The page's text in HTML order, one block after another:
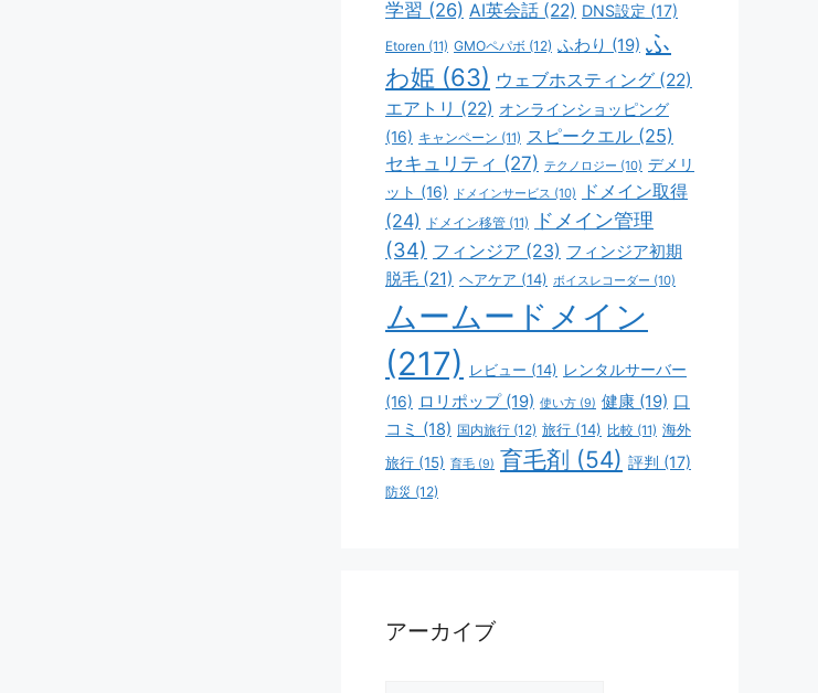
学習 (26) AI英会話 (22) DNS設定 (17)
Etoren (11) GMOペパボ (12) ふわり (19) ふ
わ姫 (63) ウェブホスティング (22)
エアトリ (22) オンラインショッピング
(16) キャンペーン (11) スピークエル (25)
セキュリティ (27) テクノロジー (10) デメリ
ット (16) ドメインサービス (10)
ドメイン取得
(24)
ドメイン移管 (11)
ドメイン管理
(34) フィンジア (23) フィンジア初期
脱毛 (21) ヘアケア (14) ボイスレコーダー (10)
ムームードメイン
(217)
レビュー (14) レンタルサーバー
(16) ロリポップ(19) 使い方 (9) 健康 (19) 口
コミ (18) 国内旅行 (12) 旅行 (14) 比較 (11) 海外
旅行 (15) 育毛 (9) 育毛剤 (54) 評判 (17)
防災 (12)
アーカイブ